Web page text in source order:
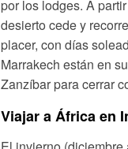
por los lodges. A
desierto cede y
placer, con días
Marrakech están en
Zanzíbar para cerrar
Viajar a África en